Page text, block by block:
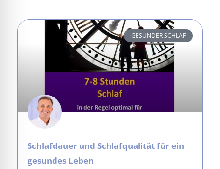
GESUNDER SCHLAF
Schlafdauer und Schlafqualität für ein
gesundes Leben